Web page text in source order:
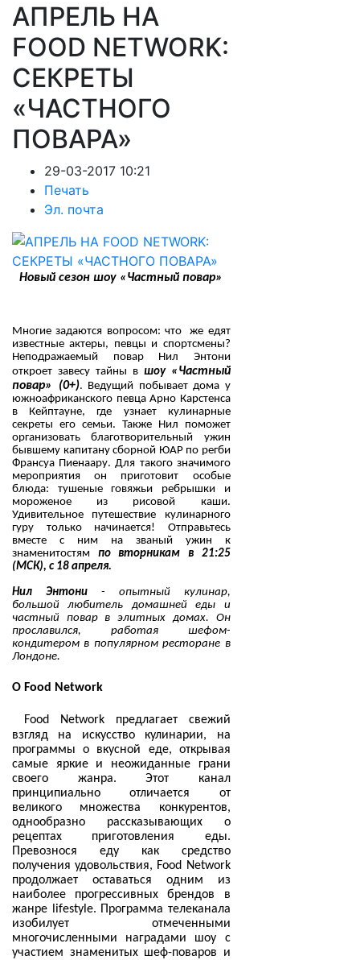
АПРЕЛЬ НА
FOOD NETWORK:
СЕКРЕТЫ
«ЧАСТНОГО
ПОВАРА»
29-03-2017 10:21
Печать
Эл. почта
Новый сезон шоу «Частный повар»
Многие задаются вопросом: что же едят
известные актеры, певцы и спортсмены?
Неподражаемый повар Нил Энтони
откроет завесу тайны в шоу «Частный
повар» (0+). Ведущий побывает дома у
южноафриканского певца Арно Карстенса
в Кейптауне, где узнает кулинарные
секреты его семьи. Также Нил поможет
организовать благотворительный ужин
бывшему капитану сборной ЮАР по регби
Франсуа Пиенаару. Для такого значимого
мероприятия он приготовит особые
блюда: ­тушеные говяжьи ребрышки и
мороженое из рисовой каши.
Удивительное путешествие кулинарного
гуру только начинается! Отправьтесь
вместе с ним на званый ужин к
знаменитостям по вторникам в 21:25
(МСК), с 18 апреля.
Нил Энтони- опытный кулинар,
большой любитель домашней еды и
частный повар в элитных домах. Он
прославился, работая шефом-
кондитером в популярном ресторане в
Лондоне.
О Food Network
Food Network предлагает свежий
взгляд на искусство кулинарии, на
программы о вкусной еде, открывая
самые яркие и неожиданные грани
своего жанра. Этот канал
принципиально отличается от
великого множества конкурентов,
однообразно рассказывающих о
рецептах приготовления еды.
Превознося еду как средство
получения удовольствия, Food Network
продолжает оставаться одним из
наиболее прогрессивных брендов в
жанре lifestyle. Программа телеканала
изобилует отмеченными
многочисленными наградами шоу с
участием знаменитых шеф-поваров и